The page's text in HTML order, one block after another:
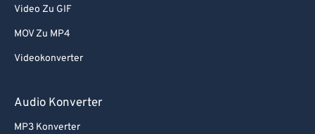
Video Zu GIF
MOV Zu MP4
Videokonverter
Audio Konverter
MP3 Konverter